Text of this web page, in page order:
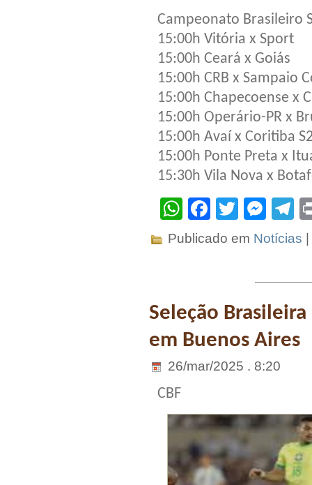
Campeonato Brasileiro
15:00h Vitória x Sport
15:00h Ceará x Goiás
15:00h CRB x Sampaio
15:00h Chapecoense x
15:00h Operário-PR x
15:00h Avaí x Coritiba
15:00h Ponte Preta x
15:30h Vila Nova x
WhatsApp
Facebook
Twitter
Publicado em Notícias
Seleção
em Buenos Aires
26/mar/2025 . 8:20
CBF